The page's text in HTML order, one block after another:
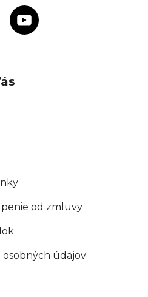
r
v
v
od zmluvy
osobných údajov